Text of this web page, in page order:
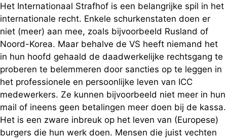
Het Internationaal Strafhof is een belangrijke spil in het
internationale recht. Enkele schurkenstaten doen er
niet (meer) aan mee, zoals bijvoorbeeld Rusland of
Noord-Korea. Maar behalve de VS heeft niemand het
in hun hoofd gehaald de daadwerkelijke rechtsgang te
proberen te belemmeren door sancties op te leggen in
het professionele en persoonlijke leven van ICC
medewerkers. Ze kunnen bijvoorbeeld niet meer in hun
mail of ineens geen betalingen meer doen bij de kassa.
Het is een zware inbreuk op het leven van (Europese)
burgers die hun werk doen. Mensen die juist vechten